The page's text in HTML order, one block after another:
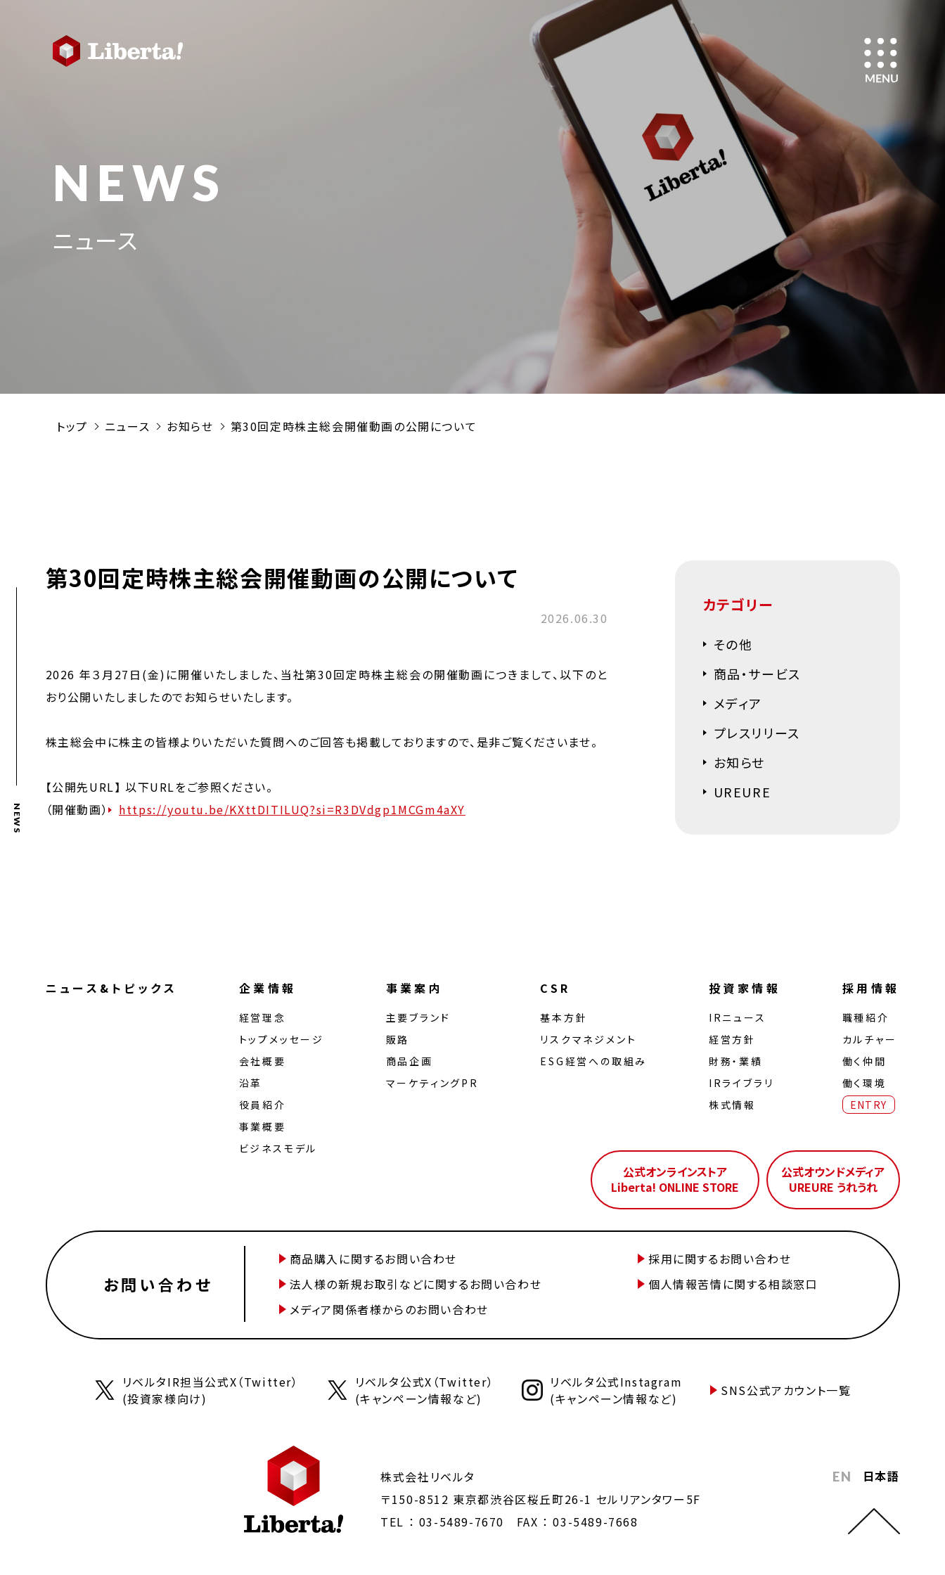
NEWS
ニュース
トップ ニュース お知らせ 第30回定時株主総会開催動画の公開について
NEWS
第30回定時株主総会開催動画の公開について
2026.06.30
2026 年３月27日(金)に開催いたしました、当社第30回定時株主総会の開催動画につきまして、以下のと
おり公開いたしましたのでお知らせいたします。
株主総会中に株主の皆様よりいただいた質問へのご回答も掲載しておりますので、是非ご覧くださいませ。
【公開先URL】 以下URLをご参照ください。
（開催動画）
https://youtu.be/KXttDITILUQ?si=R3DVdgp1MCGm4aXY
カテゴリー
その他
商品・サービス
メディア
プレスリリース
お知らせ
UREURE
ニュース&トピックス 企業情報
経営理念
トップメッセージ
会社概要
沿革
役員紹介
事業概要
ビジネスモデル
事業案内
主要ブランド
販路
商品企画
マーケティングPR
CSR
基本方針
リスクマネジメント
ESG経営への取組み
投資家情報
IRニュース
経営⽅針
財務・業績
IRライブラリ
株式情報
採用情報
職種紹介
カルチャー
働く仲間
働く環境
ENTRY
公式オンラインストア
Liberta! ONLINE STORE
公式オウンドメディア
UREURE うれうれ
お問い合わせ
商品購入に関するお問い合わせ
採用に関するお問い合わせ
法人様の新規お取引などに関するお問い合わせ
個人情報苦情に関する相談窓口
メディア関係者様からのお問い合わせ
リベルタIR担当公式X（Twitter）
(投資家様向け)
リベルタ公式X（Twitter）
(キャンペーン情報など)
リベルタ公式Instagram
(キャンペーン情報など)
SNS公式アカウント一覧
EN 日本語
株式会社リベルタ
〒150-8512 東京都渋谷区桜丘町26-1 セルリアンタワー5F
TEL ： 03-5489-7670 FAX ： 03-5489-7668